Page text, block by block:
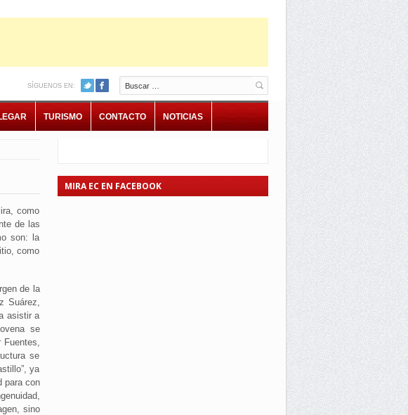
Buscar
SÍGUENOS EN:
TURISMO CONTACTO NOTICIAS
como
de las
son: la
como
de la
Suárez,
asistir a
se
Fuentes,
se
ya
para con
sino
MIRA EC EN FACEBOOK